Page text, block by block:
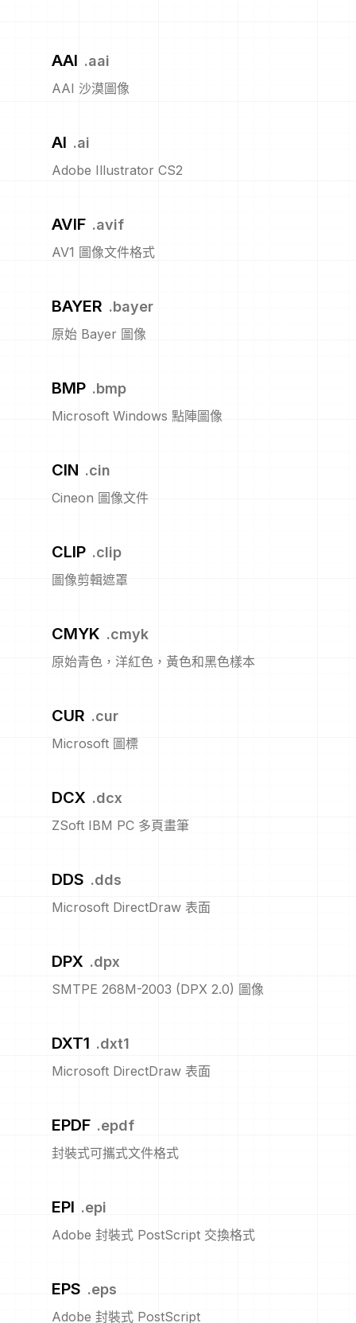
AAI .aai
AAI 沙漠圖像
AI .ai
Adobe Illustrator CS2
AVIF .avif
AV1 圖像文件格式
BAYER .bayer
原始 Bayer 圖像
BMP .bmp
Microsoft Windows 點陣圖像
CIN .cin
Cineon 圖像文件
CLIP .clip
圖像剪輯遮罩
CMYK .cmyk
原始青色，洋紅色，黃色和黑色樣本
CUR .cur
Microsoft 圖標
DCX .dcx
ZSoft IBM PC 多頁畫筆
DDS .dds
Microsoft DirectDraw 表面
DPX .dpx
SMTPE 268M-2003 (DPX 2.0) 圖像
DXT1 .dxt1
Microsoft DirectDraw 表面
EPDF .epdf
封裝式可攜式文件格式
EPI .epi
Adobe 封裝式 PostScript 交換格式
EPS .eps
Adobe 封裝式 PostScript